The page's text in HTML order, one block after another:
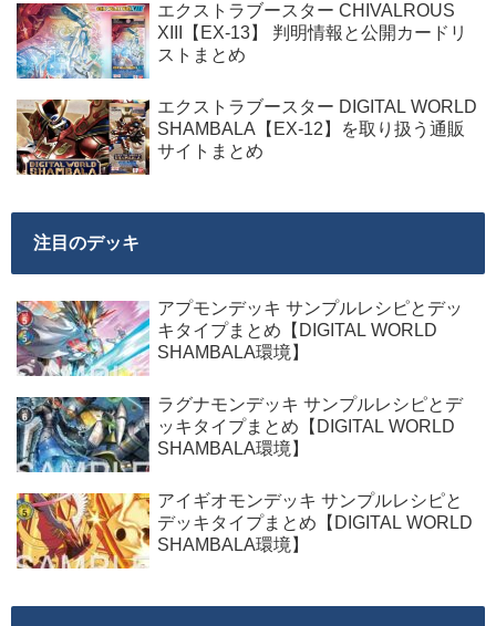
エクストラブースター CHIVALROUS
XIII【EX-13】 判明情報と公開カードリ
ストまとめ
エクストラブースター DIGITAL WORLD
SHAMBALA【EX-12】を取り扱う通販
サイトまとめ
注目のデッキ
アプモンデッキ サンプルレシピとデッ
キタイプまとめ【DIGITAL WORLD
SHAMBALA環境】
ラグナモンデッキ サンプルレシピとデ
ッキタイプまとめ【DIGITAL WORLD
SHAMBALA環境】
アイギオモンデッキ サンプルレシピと
デッキタイプまとめ【DIGITAL WORLD
SHAMBALA環境】